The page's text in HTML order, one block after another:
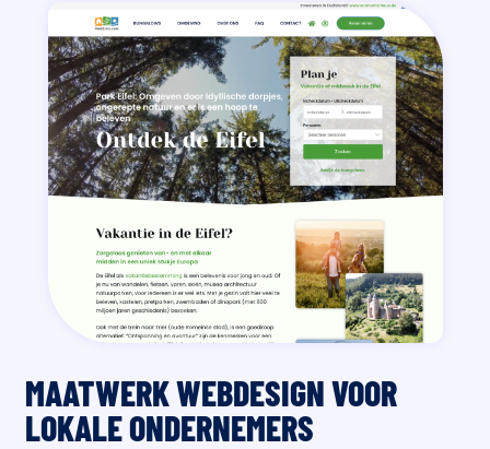
MAATWERK WEBDESIGN VOOR
LOKALE ONDERNEMERS